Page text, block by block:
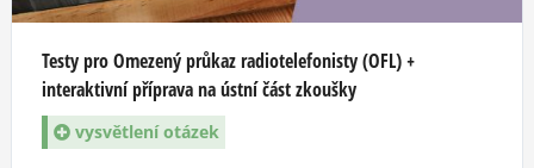
Testy pro Omezený průkaz radiotelefonisty (OFL) +
interaktivní příprava na ústní část zkoušky
vysvětlení otázek